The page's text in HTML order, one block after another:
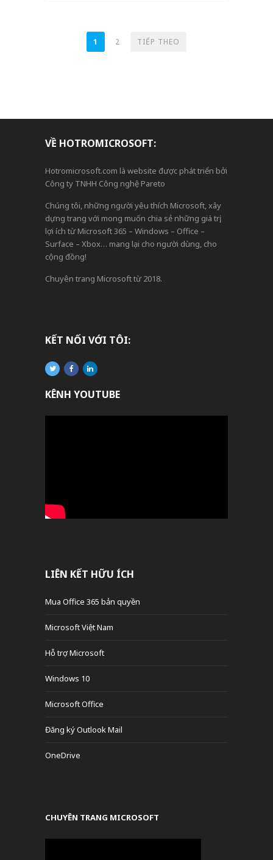
PHÂN
1 2 TIẾP THEO
VỀ HOTROMICROSOFT:
Hotromicrosoft.com là website được phát triển bởi
Công ty TNHH Công nghệ Pareto
Chúng tôi, những người yêu thích Microsoft, xây
dựng trang với mong muốn chia sẻ những giá trị,
lợi ích từ Microsoft 365 – Windows – Office –
Surface – Xbox… mang lại cho người dùng, cho
cộng đồng!
Chuyên trang Microsoft từ 2018.
KẾT NỐI VỚI TÔI:
KÊNH YOUTUBE
LIÊN KẾT HỮU ÍCH
Mua Office 365 bản quyền
Microsoft Việt Nam
Hỗ trợ Microsoft
Windows 10
Microsoft Office
Đăng ký Outlook Mail
OneDrive
CHUYÊN TRANG MICROSOFT